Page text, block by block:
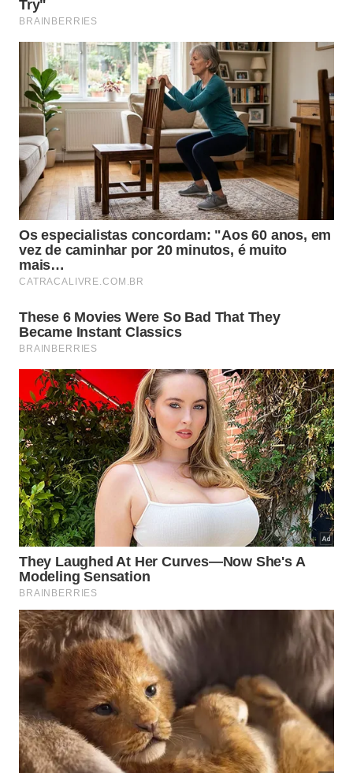
suporte operacional com o objetivo de garantir
mais fluidez, organização e confiabilidade para os
mais de 135 mil passageiros que circulam
diariamente pelo aeroporto.
​Organização para motoristas
​Para os motoristas de aplicativos de transporte, a
promessa é de menos estresse. O novo espaço
busca eliminar as paradas irregulares que travavam
as faixas de rolagem. Agora, os veículos devem
acessar baias numeradas, similar ao modelo já
adotado no Aeroporto de Congonhas.
O nova área exclusiva de embarque terá seu acesso
controlado.
​”Com a nova praça de pick-up para aplicativos de
transporte, as operações de embarque e
desembarque ganharão mais eficiência, fluidez,
segurança e, sobretudo, conforto aos passageiros
que frequentam o Aeroporto Internacional de São
Paulo”, diz Claudio Ferreira, diretor de Clientes e
Novos Negócios da GRU Airport.